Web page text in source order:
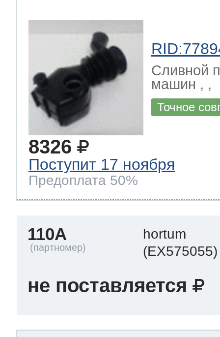
Сливной
машин , ,
Точное
8326
Поступит 17 ноября
Предоплата 50%
110A
hortum
(EX575055)
не поставляется